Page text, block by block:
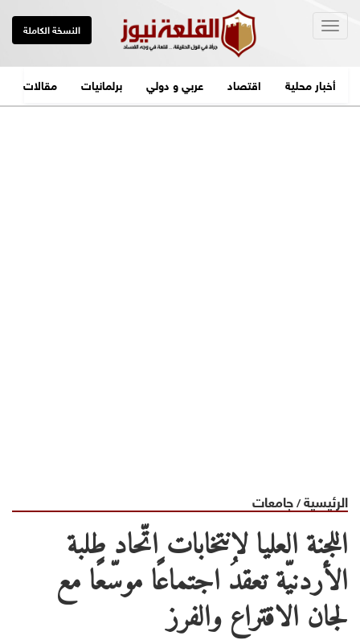
النسخة الكاملة
أخبار محلية اقتصاد عربي و دولي برلمانيات مقالات
الرئيسية/جامعات
اللجنة العليا لانتخابات اتّحاد طلبة
الأردنيّة تعقدُ اجتماعًا موسّعًا مع
لجان الاقتراع والفرز